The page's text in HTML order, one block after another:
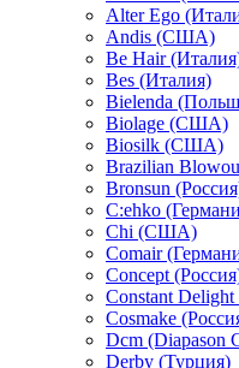
Alter Ego
Andis (США)
Be Hair
Bes (Италия)
Bielenda
Biolage (США)
Biosilk (США)
Brazilian
Bronsun
C:ehko
Chi (США)
Comair
Concept
Constant
Cosmake
Dcm (Diapason
Derby (Турция)